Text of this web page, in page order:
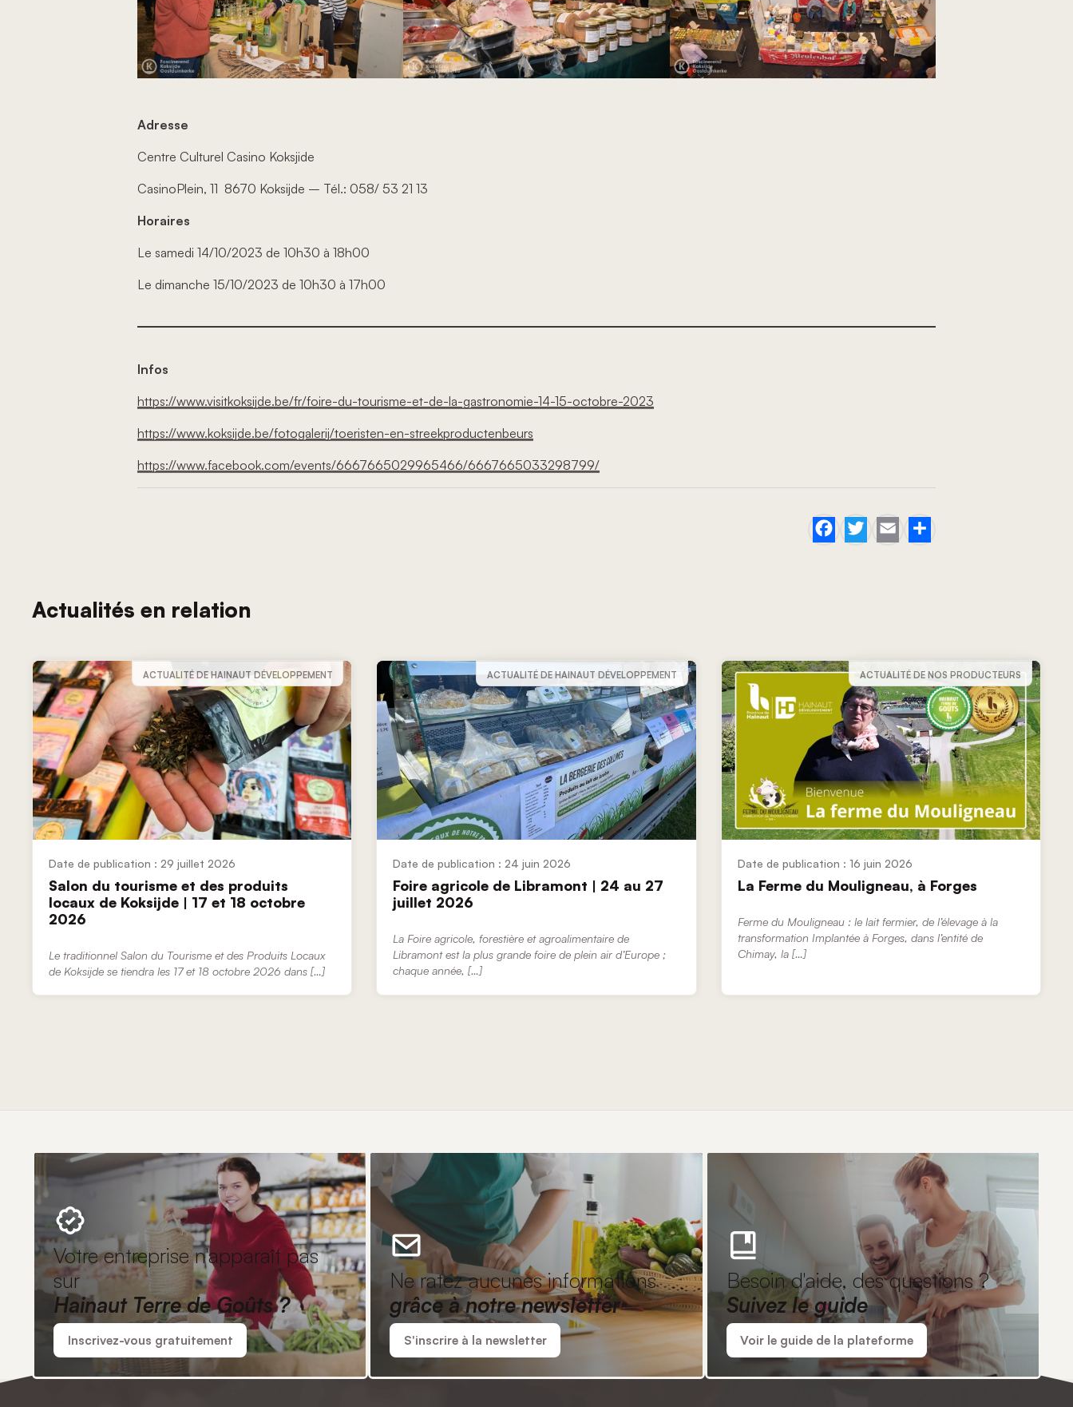
Adresse
Centre Culturel Casino Koksjide
CasinoPlein, 11 8670 Koksijde – Tél.: 058/ 53 21 13
Horaires
Le samedi 14/10/2023 de 10h30 à 18h00
Le dimanche 15/10/2023 de 10h30 à 17h00
Infos
https://www.visitkoksijde.be/fr/foire-du-tourisme-et-de-la-gastronomie-14-15-octobre-2023
https://www.koksijde.be/fotogalerij/toeristen-en-streekproductenbeurs
https://www.facebook.com/events/6667665029965466/6667665033298799/
Facebook
Twitter
EmailShare
Actualités en relation
ACTUALITÉ DE HAINAUT DÉVELOPPEMENT
29 juillet 2026
Salon du tourisme et des produits
locaux de Koksijde | 17 et 18 octobre
2026
Le traditionnel Salon du Tourisme et des Produits Locaux
de Koksijde se tiendra les 17 et 18 octobre 2026 dans […]
ACTUALITÉ DE HAINAUT DÉVELOPPEMENT
24 juin 2026
Foire agricole de Libramont | 24 au 27
juillet 2026
La Foire agricole, forestière et agroalimentaire de
Libramont est la plus grande foire de plein air d’Europe ;
chaque année, […]
ACTUALITÉ DE NOS PRODUCTEURS
16 juin 2026
La Ferme du Mouligneau, à Forges
Ferme du Mouligneau : le lait fermier, de l’élevage à la
transformation Implantée à Forges, dans l’entité de
Chimay, la […]
Votre entreprise n'apparaît pas
sur
Hainaut Terre de Goûts ?
Inscrivez-vous gratuitement
Ne ratez aucunes informations
grâce à notre newsletter
S'inscrire à la newsletter
Besoin d'aide, des questions ?
Suivez le guide
Voir le guide de la plateforme